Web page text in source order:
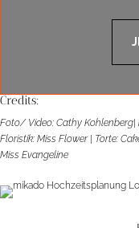
Credits:
Foto/ Video: Cathy Kohlenberg|
Floristik: Miss Flower | Torte:
Miss Evangeline